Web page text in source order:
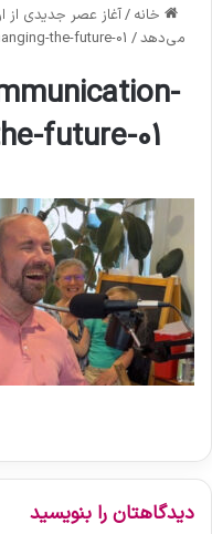
خانه /
می‌دهد/
the-future-01
future-01
دیدگاهتان را بنویسید